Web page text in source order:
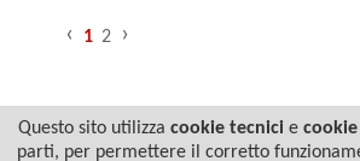
‹ 1 2 ›
Questo sito utilizza cookie tecnicie
parti, per permettere il corretto